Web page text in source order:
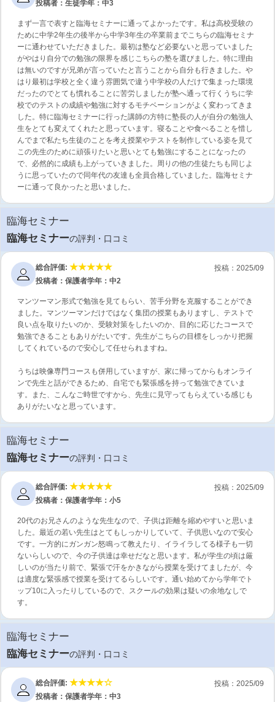
投稿者：生徒学年：中3
まず一言で表すと臨海セミナーに通ってよかったです。私は高校受験の
ために中学2年生の後半から中学3年生の卒業前までこちらの臨海セミナ
ーに通わせていただきました。最初は塾など必要ないと思っていました
がやはり自分での勉強の限界を感じこちらの塾を選びました。特に理由
は無いのですが兄弟が言っていたと言うことから自分も行きました。や
はり最初は学校と全く違う雰囲気で違う中学校の人だけで集まった環境
だったのでとても慣れることに苦労しましたが塾へ通って行くうちに学
校でのテストの成績や勉強に対するモチベーションがよく変わってきま
した。特に臨海セミナーに行った講師の方特に塾長の人が自分の勉強人
生をとても変えてくれたと思っています。寝ることや食べることを惜し
んでまで私たち生徒のことを考え授業やテストを制作している姿を見て
この先生のために頑張りたいと思いとても勉強にすることになったの
で、必然的に成績も上がっていきました。周りの他の生徒たちも同じよ
うに思っていたので同年代の友達も全員合格していました。臨海セミナ
ーに通って良かったと思いました。
臨海セミナー
臨海セミナーの評判・口コミ
投稿：2025/09
総合評価:
投稿者：保護者学年：中2
マンツーマン形式で勉強を見てもらい、苦手分野を克服することができ
ました。マンツーマンだけではなく集団の授業もありますし、テストで
良い点を取りたいのか、受験対策をしたいのか、目的に応じたコースで
勉強できることもありがたいです。先生がこちらの目標をしっかり把握
してくれているので安心して任せられますね。
うちは映像専門コースも併用していますが、家に帰ってからもオンライ
ンで先生と話ができるため、自宅でも緊張感を持って勉強できていま
す。また、こんなご時世ですから、先生に見守ってもらえている感じも
ありがたいなと思っています。
臨海セミナー
臨海セミナーの評判・口コミ
投稿：2025/09
総合評価:
投稿者：保護者学年：小5
20代のお兄さんのような先生なので、子供は距離を縮めやすいと思いま
した。最近の若い先生はとてもしっかりしていて、子供思いなので安心
です。一方的にガンガン怒鳴って教えたり、イライラしてる様子も一切
ないらしいので、今の子供達は幸せだなと思います。私が学生の頃は厳
しいのが当たり前で、緊張で汗をかきながら授業を受けてましたが、今
は適度な緊張感で授業を受けてるらしいです。通い始めてから学年でト
ップ10に入ったりしているので、スクールの効果は疑いの余地なしで
す。
臨海セミナー
臨海セミナーの評判・口コミ
投稿：2025/09
総合評価:
投稿者：保護者学年：中3